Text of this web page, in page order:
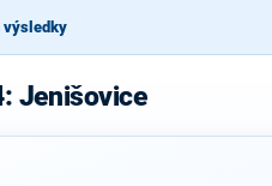
výsledky
Jenišovice